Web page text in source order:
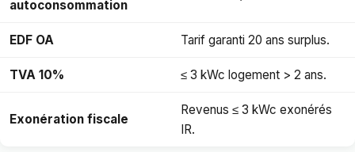
autoconsommation
EDF OA Tarif garanti 20 ans surplus.
TVA 10% ≤ 3 kWc logement > 2 ans.
Exonération fiscale
Revenus ≤ 3 kWc exonérés
IR.